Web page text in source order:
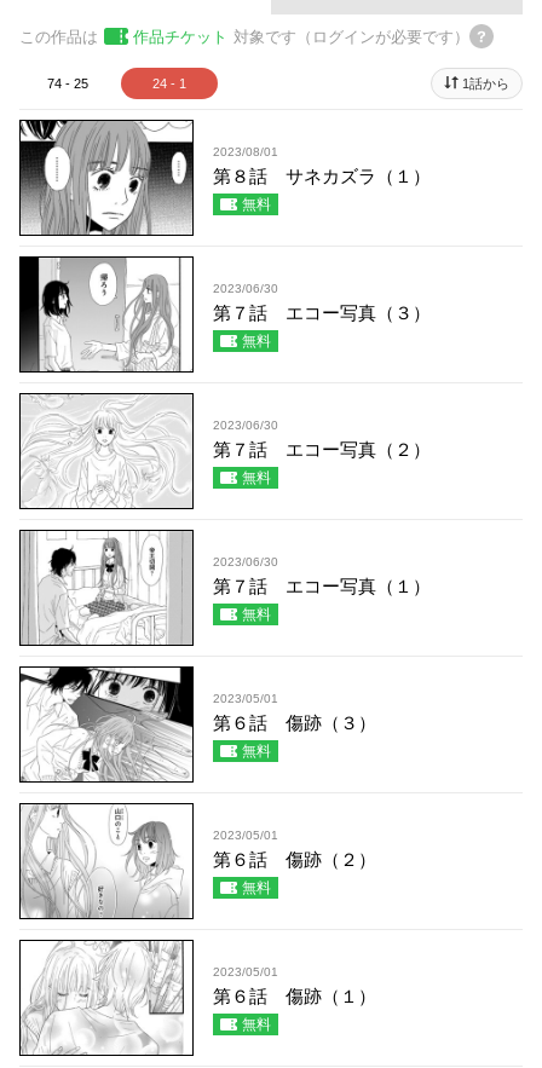
この作品は 作品チケット 対象です（ログインが必要です）
74 - 25 24 - 1 1話から
2023/08/01
第８話 サネカズラ（１）
無料
2023/06/30
第７話 エコー写真（３）
無料
2023/06/30
第７話 エコー写真（２）
無料
2023/06/30
第７話 エコー写真（１）
無料
2023/05/01
第６話 傷跡（３）
無料
2023/05/01
第６話 傷跡（２）
無料
2023/05/01
第６話 傷跡（１）
無料